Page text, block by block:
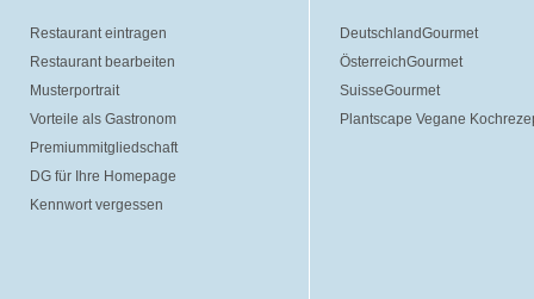
Restaurant eintragen
Restaurant bearbeiten
Musterportrait
Vorteile als Gastronom
Premiummitgliedschaft
DG für Ihre Homepage
Kennwort vergessen
DeutschlandGourmet
ÖsterreichGourmet
SuisseGourmet
Plantscape Vegane